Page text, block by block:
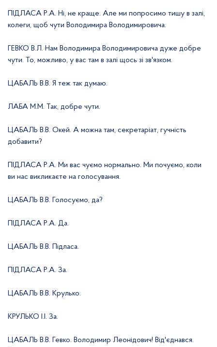
ПІДЛАСА Р.А. Ні, не краще. Але ми попросимо тишу в залі,
колеги, щоб чути Володимира Володимировича.
ГЕВКО В.Л. Нам Володимира Володимировича дуже добре
чути. То, можливо, у вас там в залі щось зі зв'язком.
ЦАБАЛЬ В.В. Я теж так думаю.
ЛАБА М.М. Так, добре чути.
ЦАБАЛЬ В.В. Окей. А можна там, секретаріат, гучність
добавити?
ПІДЛАСА Р.А. Ми вас чуємо нормально. Ми почуємо, коли
ви нас викликаєте на голосування.
ЦАБАЛЬ В.В. Голосуємо, да?
ПІДЛАСА Р.А. Да.
ЦАБАЛЬ В.В. Підласа.
ПІДЛАСА Р.А. За.
ЦАБАЛЬ В.В. Крулько.
КРУЛЬКО І.І. За.
ЦАБАЛЬ В.В. Гевко. Володимир Леонідович! Від'єднався.